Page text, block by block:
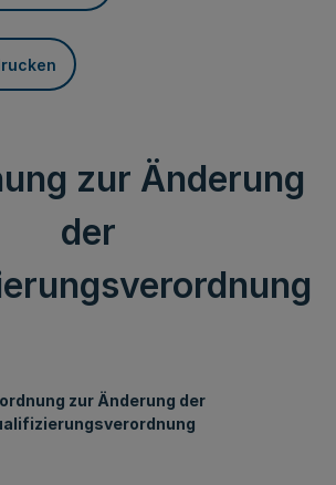
zur Änderung
der
zur Änderung der